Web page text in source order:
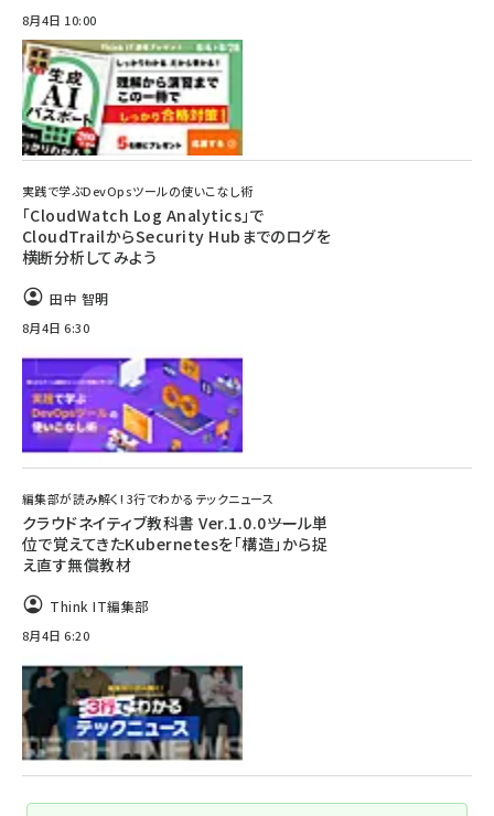
8月4日 10:00
実践で学ぶDevOpsツールの使いこなし術
「CloudWatch Log Analytics」で
CloudTrailからSecurity Hubまでのログを
横断分析してみよう
田中 智明
8月4日 6:30
編集部が読み解く! 3行でわかるテックニュース
クラウドネイティブ教科書 Ver.1.0.0――ツール単
位で覚えてきたKubernetesを「構造」から捉
え直す無償教材
Think IT編集部
8月4日 6:20